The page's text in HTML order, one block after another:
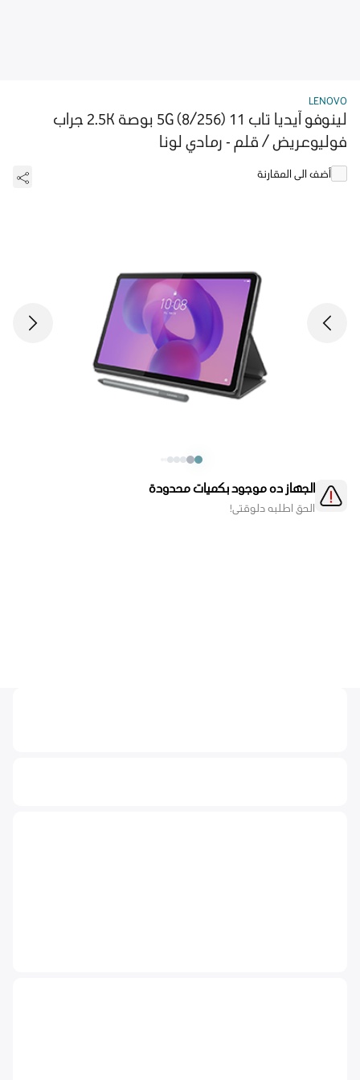
LENOVO
لينوفو آيديا تاب 5G (8/256) 11 بوصة 2.5K جراب
فوليوعريض / قلم - رمادي لونا
أضف الى المقارنة
الجهاز ده موجود بكميات محدودة
الحق اطلبه دلوقتي!